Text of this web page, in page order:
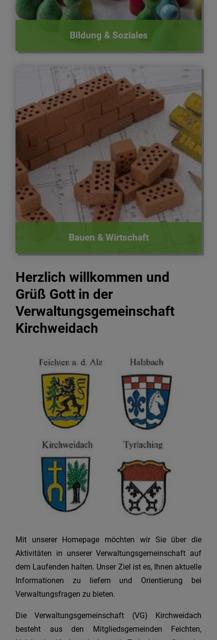
Bildung & Soziales
Bauen & Wirtschaft
Wissenswertes zu Firmen, Baugebieten und
mehr.
Herzlich willkommen und
Grüß Gott in der
Verwaltungsgemeinschaft
Kirchweidach
Mit unserer Homepage möchten wir Sie über die
Aktivitäten in unserer Verwaltungsgemeinschaft auf
dem Laufenden halten. Unser Ziel ist es, Ihnen aktuelle
Informationen zu liefern und Orientierung bei
Verwaltungsfragen zu bieten.
Die Verwaltungsgemeinschaft (VG) Kirchweidach
besteht aus den Mitgliedsgemeinden Feichten,